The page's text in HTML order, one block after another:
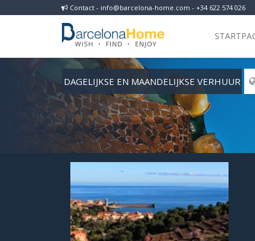
Contact - info@barcelona-home.com - +34 622 574 026
DAGELIJKSE EN MAANDELIJKSE VERHUUR